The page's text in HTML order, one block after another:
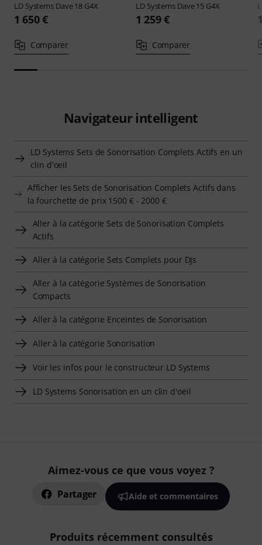
LD Systems Dave 18 G4X
1 650 €
Comparer
LD Systems Dave 15 G4X
1 259 €
Comparer
Navigateur intelligent
LD Systems Sets de Sonorisation Complets Actifs en un
clin d'oeil
Afficher les Sets de Sonorisation Complets Actifs dans
la fourchette de prix 1500 € - 2000 €
Aller à la catégorie Sets de Sonorisation Complets
Actifs
Aller à la catégorie Sets Complets pour DJs
Aller à la catégorie Systèmes de Sonorisation
Compacts
Aller à la catégorie Enceintes de Sonorisation
Aller à la catégorie Sonorisation
Voir les infos pour le constructeur LD Systems
LD Systems Sonorisation en un clin d'oeil
Aimez-vous ce que vous voyez ?
Partager Aide et commentaires
Produits récemment consultés